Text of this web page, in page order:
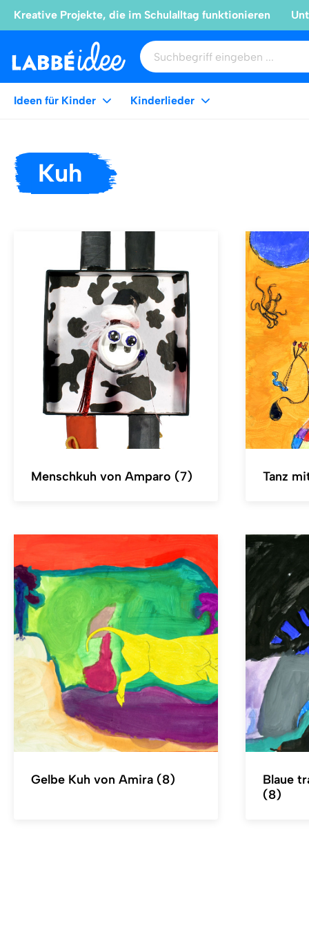
Kreative Projekte, die im Schulalltag funktionieren
Ideen für Kinder Kinderlieder
Kuh
Menschkuh von Amparo (7) Tanz
Gelbe Kuh von Amira (8)
Blaue
(8)